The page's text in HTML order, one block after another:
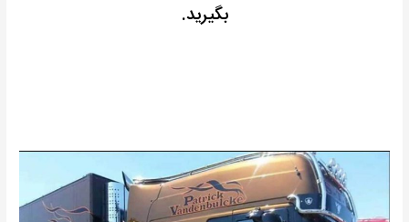
بگیرید.